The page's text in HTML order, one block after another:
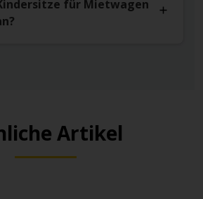
für Mietwagen
Artikel